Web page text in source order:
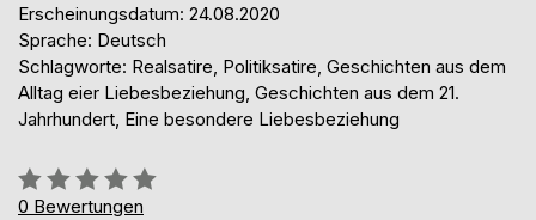
Erscheinungsdatum: 24.08.2020
Sprache: Deutsch
Schlagworte: Realsatire, Politiksatire, Geschichten aus dem
Alltag eier Liebesbeziehung, Geschichten aus dem 21.
Jahrhundert, Eine besondere Liebesbeziehung
Bewertung::
0%
0 Bewertungen